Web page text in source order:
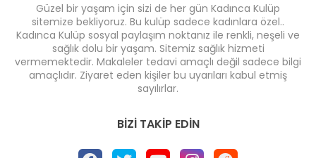
Güzel bir yaşam için sizi de her gün Kadınca Kulüp
sitemize bekliyoruz. Bu kulüp sadece kadınlara özel..
Kadınca Kulüp sosyal paylaşım noktanız ile renkli, neşeli ve
sağlık dolu bir yaşam. Sitemiz sağlık hizmeti
vermemektedir. Makaleler tedavi amaçlı değil sadece bilgi
amaçlıdır. Ziyaret eden kişiler bu uyarıları kabul etmiş
sayılırlar.
BIZI TAKIP EDIN